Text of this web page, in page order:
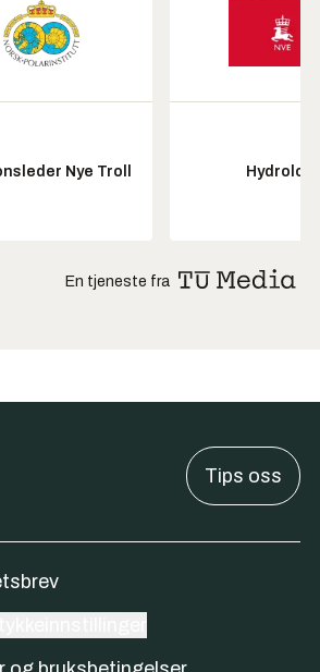
Nye Troll Hydrolog
En tjeneste fra
Tips oss